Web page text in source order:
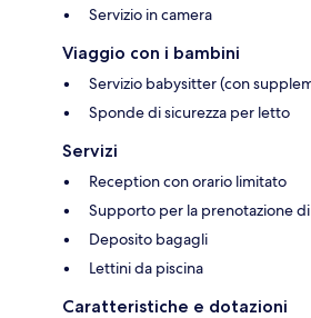
Servizio in camera
Viaggio con i bambini
Servizio babysitter (con
Sponde di sicurezza per letto
Servizi
Reception con orario limitato
Supporto per la prenotazione
Deposito bagagli
Lettini da piscina
Caratteristiche e dotazioni